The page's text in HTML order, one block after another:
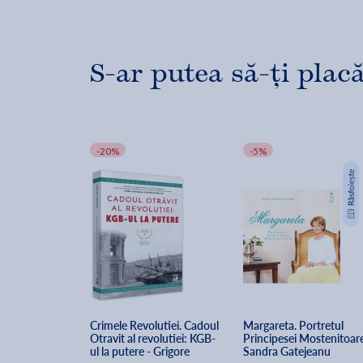
S-ar putea să-ți
-20%
Crimele Revolutiei. Cadoul
Otravit al revolutiei: KGB-
ul la putere - Grigore
-5%
Margareta. Portretul
Principesei
Sandra Gatejeanu